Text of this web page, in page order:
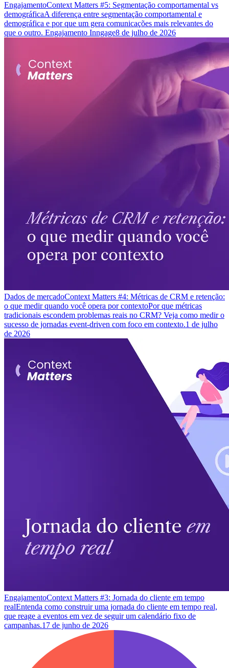
EngajamentoContext Matters #5: Segmentação comportamental vs
demográficaA diferença entre segmentação comportamental e
demográfica e por que um gera comunicações mais relevantes do
que o outro. Engajamento Inngage8 de julho de 2026
Dados de mercadoContext Matters #4: Métricas de CRM e retenção:
o que medir quando você opera por contextoPor que métricas
tradicionais escondem problemas reais no CRM? Veja como medir o
sucesso de jornadas event-driven com foco em contexto.1 de julho
de 2026
EngajamentoContext Matters #3: Jornada do cliente em tempo
realEntenda como construir uma jornada do cliente em tempo real,
que reage a eventos em vez de seguir um calendário fixo de
campanhas.17 de junho de 2026